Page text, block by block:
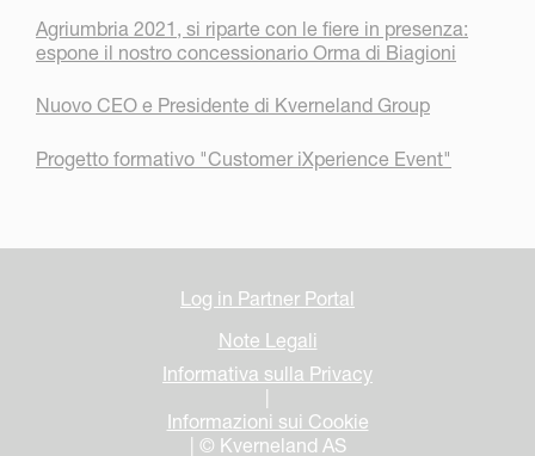
Agriumbria 2021, si riparte con le fiere in presenza:
espone il nostro concessionario Orma di Biagioni
Nuovo CEO e Presidente di Kverneland Group
Progetto formativo "Customer iXperience Event"
Log in Partner Portal
Note Legali
Informativa sulla Privacy
|
Informazioni sui Cookie
| © Kverneland AS